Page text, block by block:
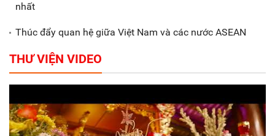
nhất
Thúc đẩy quan hệ giữa Việt Nam và các nước ASEAN
THƯ VIỆN VIDEO